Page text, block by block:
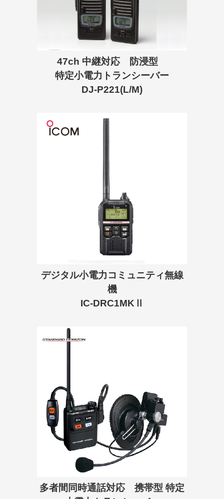
47ch 中継対応 防浸型
特定小電力トランシーバー
DJ-P221(L/M)
デジタル小電力コミュニティ無線
機
IC-DRC1MKⅡ
多者間同時通話対応 携帯型 特定